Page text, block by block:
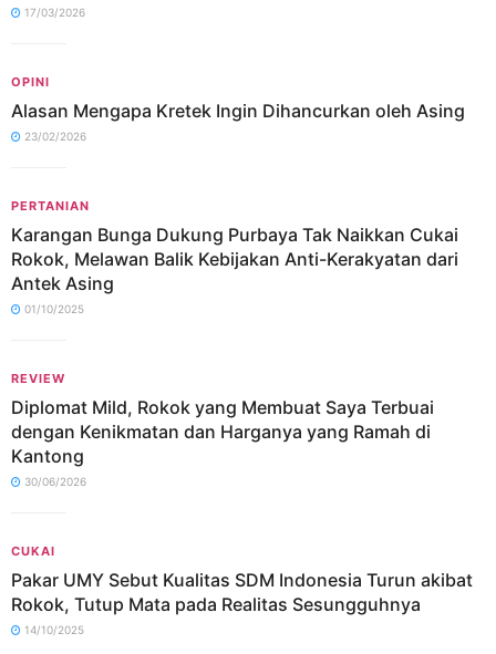
17/03/2026
OPINI
Alasan Mengapa Kretek Ingin Dihancurkan oleh Asing
23/02/2026
PERTANIAN
Karangan Bunga Dukung Purbaya Tak Naikkan Cukai
Rokok, Melawan Balik Kebijakan Anti-Kerakyatan dari
Antek Asing
01/10/2025
REVIEW
Diplomat Mild, Rokok yang Membuat Saya Terbuai
dengan Kenikmatan dan Harganya yang Ramah di
Kantong
30/06/2026
CUKAI
Pakar UMY Sebut Kualitas SDM Indonesia Turun akibat
Rokok, Tutup Mata pada Realitas Sesungguhnya
14/10/2025